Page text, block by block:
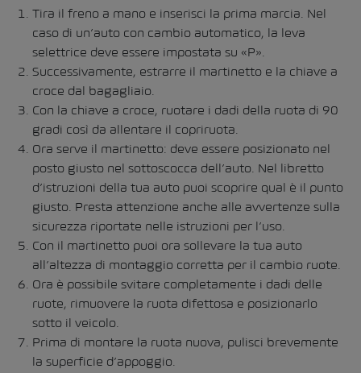
Tira il freno a mano e inserisci la prima marcia. Nel
caso di un’auto con cambio automatico, la leva
selettrice deve essere impostata su «P».
Successivamente, estrarre il martinetto e la chiave a
croce dal bagagliaio.
Con la chiave a croce, ruotare i dadi della ruota di 90
gradi così da allentare il copriruota.
Ora serve il martinetto: deve essere posizionato nel
posto giusto nel sottoscocca dell’auto. Nel libretto
d’istruzioni della tua auto puoi scoprire qual è il punto
giusto. Presta attenzione anche alle avvertenze sulla
sicurezza riportate nelle istruzioni per l’uso.
Con il martinetto puoi ora sollevare la tua auto
all’altezza di montaggio corretta per il cambio ruote.
Ora è possibile svitare completamente i dadi delle
ruote, rimuovere la ruota difettosa e posizionarlo
sotto il veicolo.
Prima di montare la ruota nuova, pulisci brevemente
la superficie d’appoggio.